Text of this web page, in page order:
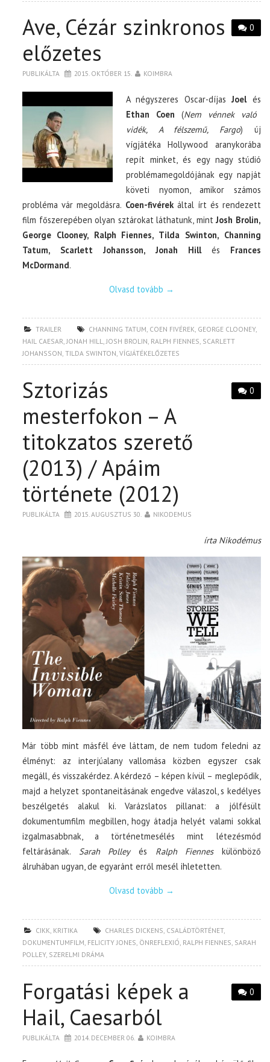
0
Ave, Cézár szinkronos
előzetes
PUBLIKÁLTA 2015. OKTÓBER 15. KOIMBRA
A négyszeres Oscar-díjas Joel és
Ethan Coen (Nem vénnek való
vidék, A félszemű, Fargo) új
vígjátéka Hollywood aranykorába
repít minket, és egy nagy stúdió
problémamegoldójának egy napját
követi nyomon, amikor számos
probléma vár megoldásra. Coen-fivérek által írt és rendezett
film főszerepében olyan sztárokat láthatunk, mintJosh Brolin,
George Clooney, Ralph Fiennes, Tilda Swinton, Channing
Tatum, Scarlett Johansson, Jonah Hillés Frances
McDormand.
Olvasd tovább →
TRAILER CHANNING TATUM, COEN FIVÉREK, GEORGE CLOONEY,
HAIL CAESAR,JONAH HILL,JOSH BROLIN, RALPH FIENNES, SCARLETT
JOHANSSON,TILDA SWINTON,VÍGJÁTÉKELŐZETES
0
Sztorizás
mesterfokon – A
titokzatos szerető
(2013) / Apáim
története (2012)
PUBLIKÁLTA 2015. AUGUSZTUS 30. NIKODEMUS
írta Nikodémus
Már több mint másfél éve láttam, de nem tudom feledni az
élményt: az interjúalany vallomása közben egyszer csak
megáll, és visszakérdez. A kérdező – képen kívül – meglepődik,
majd a helyzet spontaneitásának engedve válaszol, s kedélyes
beszélgetés alakul ki. Varázslatos pillanat: a jólfésült
dokumentumfilm megbillen, hogy átadja helyét valami sokkal
izgalmasabbnak, a történetmesélés mint létezésmód
feltárásának. Sarah Polleyés Ralph Fienneskülönböző
álruhában ugyan, de egyaránt erről mesél ihletetten.
Olvasd tovább →
CIKK KRITIKA CHARLES DICKENS CSALÁDTÖRTÉNET,
DOKUMENTUMFILM FELICITY JONES ÖNREFLEXIÓ RALPH FIENNES SARAH
POLLEY, SZERELMI DRÁMA
0
Forgatási képek a
Hail, Caesarból
PUBLIKÁLTA 2014. DECEMBER 06. KOIMBRA